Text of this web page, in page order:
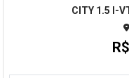
CITY 1.5 I-